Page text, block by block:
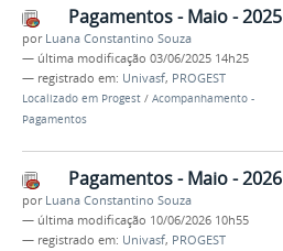
Pagamentos - Maio - 2025
por Luana Constantino Souza
— última modificação 03/06/2025 14h25
— registrado em: Univasf, PROGEST
Localizado em Progest / Acompanhamento -
Pagamentos
Pagamentos - Maio - 2026
por Luana Constantino Souza
— última modificação 10/06/2026 10h55
— registrado em: Univasf, PROGEST